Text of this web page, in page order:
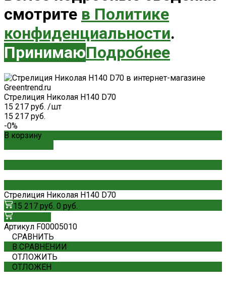
смотрите в Политике
конфиденциальности.
ПринимаюПодробнее
Стрелиция Николая H140 D70
15 217 руб. /шт
15 217 руб.
-0%
В корзину
Стрелиция Николая H140 D70
15 217 руб. 0 руб.
Артикул F00005010
СРАВНИТЬ
В СРАВНЕНИИ
ОТЛОЖИТЬ
ОТЛОЖЕН